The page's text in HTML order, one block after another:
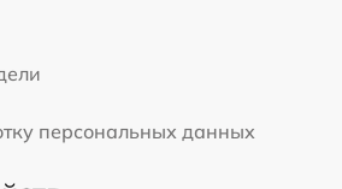
персональных данных